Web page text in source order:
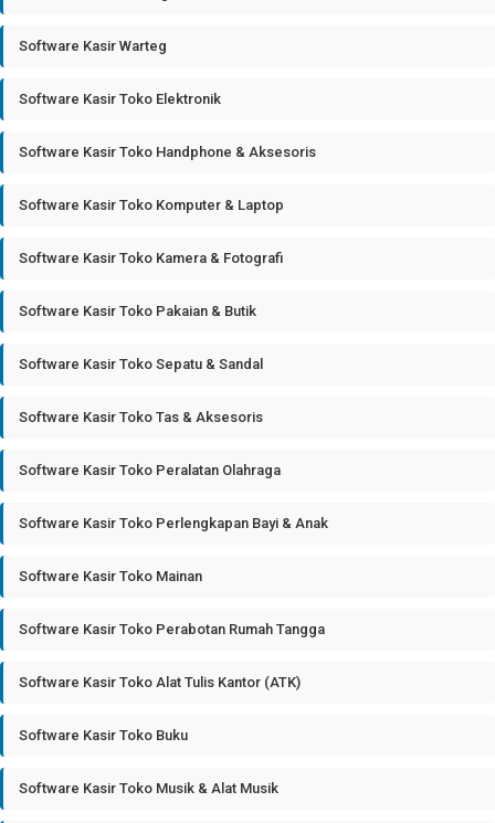
Software Kasir Warteg
Software Kasir Toko Elektronik
Software Kasir Toko Handphone & Aksesoris
Software Kasir Toko Komputer & Laptop
Software Kasir Toko Kamera & Fotografi
Software Kasir Toko Pakaian & Butik
Software Kasir Toko Sepatu & Sandal
Software Kasir Toko Tas & Aksesoris
Software Kasir Toko Peralatan Olahraga
Software Kasir Toko Perlengkapan Bayi & Anak
Software Kasir Toko Mainan
Software Kasir Toko Perabotan Rumah Tangga
Software Kasir Toko Alat Tulis Kantor (ATK)
Software Kasir Toko Buku
Software Kasir Toko Musik & Alat Musik